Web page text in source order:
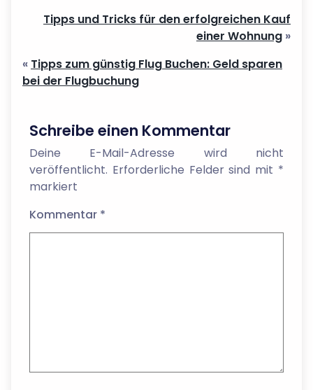
Tipps und Tricks für den erfolgreichen Kauf
einer Wohnung »
« Tipps zum günstig Flug Buchen: Geld sparen
bei der Flugbuchung
Schreibe einen Kommentar
Deine E-Mail-Adresse wird nicht
veröffentlicht. Erforderliche Felder sind mit *
markiert
Kommentar *